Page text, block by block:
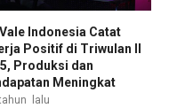
Indonesia Catat
Positif di Triwulan II
Produksi dan
Meningkat
lalu